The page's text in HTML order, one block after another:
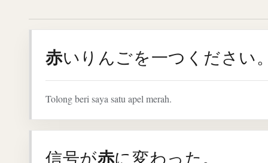
赤いりんごを一つください
Tolong beri saya satu apel merah.
信号が に変わった。